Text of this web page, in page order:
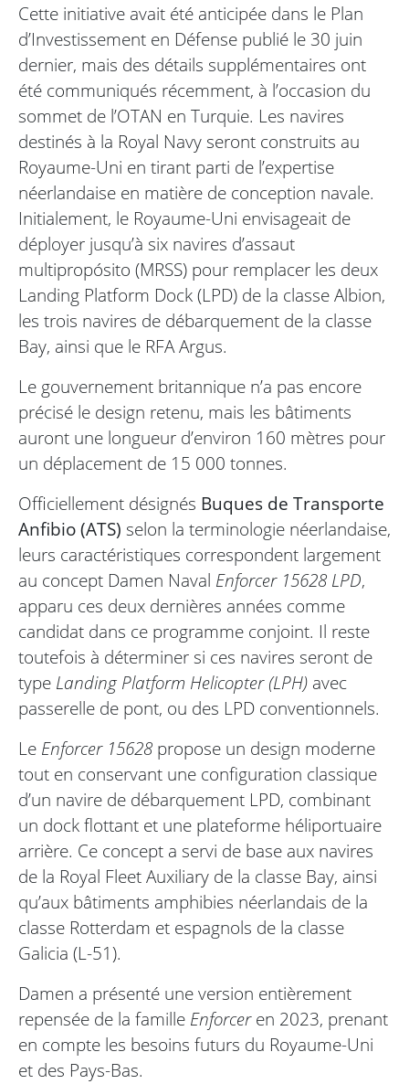
Cette initiative avait été anticipée dans le Plan
d’Investissement en Défense publié le 30 juin
dernier, mais des détails supplémentaires ont
été communiqués récemment, à l’occasion du
sommet de l’OTAN en Turquie. Les navires
destinés à la Royal Navy seront construits au
Royaume-Uni en tirant parti de l’expertise
néerlandaise en matière de conception navale.
Initialement, le Royaume-Uni envisageait de
déployer jusqu’à six navires d’assaut
multipropósito (MRSS) pour remplacer les deux
Landing Platform Dock (LPD) de la classe Albion,
les trois navires de débarquement de la classe
Bay, ainsi que le RFA Argus.
Le gouvernement britannique n’a pas encore
précisé le design retenu, mais les bâtiments
auront une longueur d’environ 160 mètres pour
un déplacement de 15 000 tonnes.
Officiellement désignés Buques de Transporte
Anfibio (ATS) selon la terminologie néerlandaise,
leurs caractéristiques correspondent largement
au concept Damen Naval Enforcer 15628 LPD,
apparu ces deux dernières années comme
candidat dans ce programme conjoint. Il reste
toutefois à déterminer si ces navires seront de
type Landing Platform Helicopter (LPH) avec
passerelle de pont, ou des LPD conventionnels.
Le Enforcer 15628 propose un design moderne
tout en conservant une configuration classique
d’un navire de débarquement LPD, combinant
un dock flottant et une plateforme héliportuaire
arrière. Ce concept a servi de base aux navires
de la Royal Fleet Auxiliary de la classe Bay, ainsi
qu’aux bâtiments amphibies néerlandais de la
classe Rotterdam et espagnols de la classe
Galicia (L-51).
Damen a présenté une version entièrement
repensée de la famille Enforceren 2023, prenant
en compte les besoins futurs du Royaume-Uni
et des Pays-Bas.